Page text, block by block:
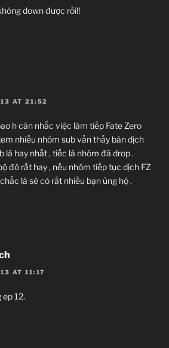
down được rồi!!
AT 21:52
h cân nhắc việc làm tiếp Fate Zero
nhiều nhóm sub vẫn thấy bản dịch
là hay nhất , tiếc là nhóm đã drop .
đó rất hay , nếu nhóm tiếp tục dịch FZ
là sẽ có rất nhiều bạn ủng hộ .
AT 11:17
12.